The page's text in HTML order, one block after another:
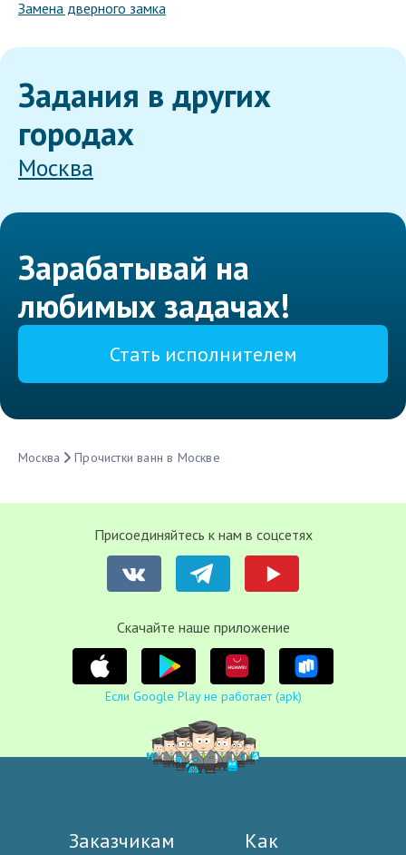
Замена дверного замка
Задания в других
городах
Москва
Зарабатывай на
любимых задачах!
Стать исполнителем
Москва Прочистки ванн в Москве
Присоединяйтесь к нам в соцсетях
Cкачайте наше приложение
Если Google Play не работает (apk)
Заказчикам
Как